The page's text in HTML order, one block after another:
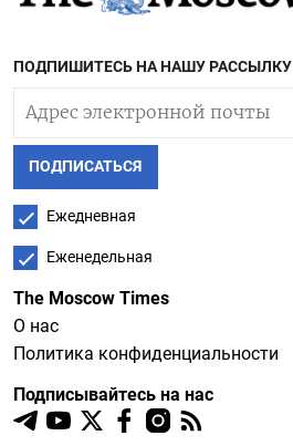
ПОДПИШИТЕСЬ НА НАШУ РАССЫЛКУ
ПОДПИСАТЬСЯ
Ежедневная
Еженедельная
The Moscow Times
О нас
Политика конфиденциальности
Подписывайтесь на нас